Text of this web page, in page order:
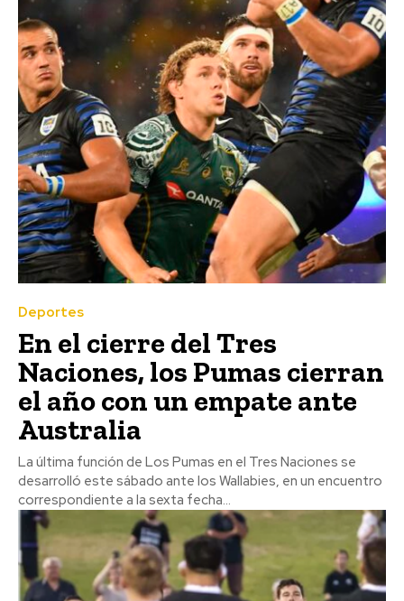
Deportes
En el cierre del Tres
Naciones, los Pumas cierran
el año con un empate ante
Australia
La última función de Los Pumas en el Tres Naciones se
desarrolló este sábado ante los Wallabies, en un encuentro
correspondiente a la sexta fecha...